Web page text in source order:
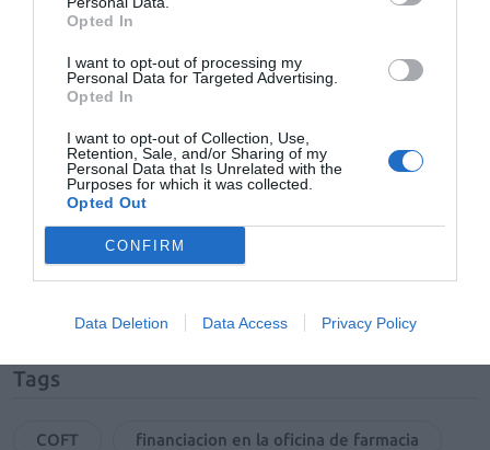
Opted In
I want to opt-out of processing my
Personal Data for Targeted Advertising.
Opted In
I want to opt-out of Collection, Use,
Retention, Sale, and/or Sharing of my
Personal Data that Is Unrelated with the
Purposes for which it was collected.
Opted Out
CONFIRM
Data Deletion Data Access Privacy Policy
convenio nos permite seguir avanzando en este
objetivo, reforzando la relación con una entidad que
conoce el sector farmacéutico. Así, los farmacéuticos y
farmacéuticas podrán acceder a productos y servicios
financieros pensados para la gestión diaria de la
farmacia y sus necesidades profesionales”.
AñadirEl Farmacéuticocomo fuente preferida
de Google de forma gratuita
Mantente informado con las últimas noticias de actualidad.
ACTIVAR AHORA
Tags
COFT financiacion en la oficina de farmacia